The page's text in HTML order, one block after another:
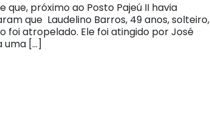
próximo ao Posto Pajeú II havia
que Laudelino Barros, 49 anos, solteiro,
foi atropelado. Ele foi atingido por José
uma […]